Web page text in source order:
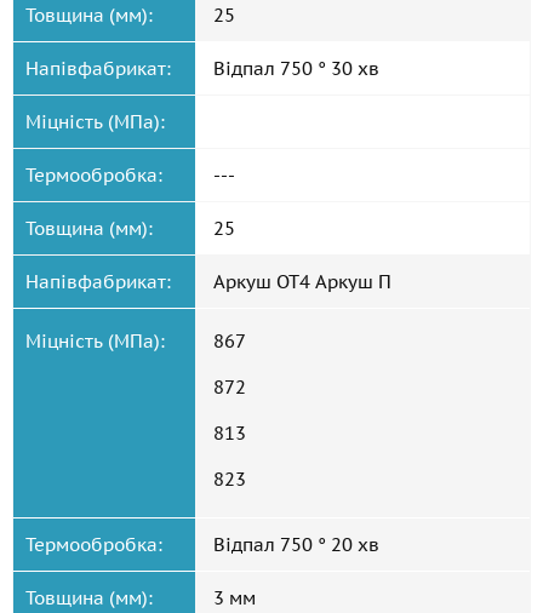
Товщина (мм): 25
Напівфабрикат: Відпал 750 ° 30 хв
Міцність (МПа):
Термообробка: ---
Товщина (мм): 25
Напівфабрикат: Аркуш ОТ4 Аркуш П
Міцність (МПа):
867
872
813
823
Термообробка: Відпал 750 ° 20 хв
Товщина (мм): 3 мм